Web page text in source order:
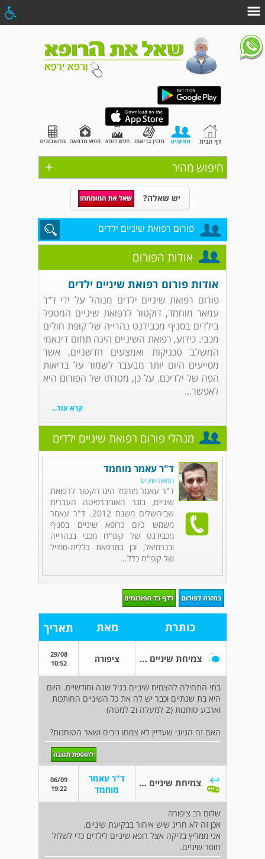
+ חיפוש מהיר
יש שאלה?
פורום רפואת שיניים ילדים
אודות הפורום
אודות פורום רפואת שיניים ילדים
פורום רפואת שיניים ילדים מנוהל על ידי ד"ר
עמאר מוחמד, דוקטור לרפואת שיניים המטפל
בילדים בסניף מכבידנט נהרייה של קופת חולים
מכבי. כידוע, רפואת השיניים הינה תחום דינאמי
המשלב טכניקות ואמצעים חדשניים, אשר
מסייעים היום יותר מבעבר לשמור על בריאות
הפה של ילדיכם. על כן, מטרתו של הפורום היא
לאפשר...
קרא עוד...
מנהלי פורום רפואת שיניים ילדים
ד"ר עאמר מוחמד
רפואת שיניים
ד"ר עאמר מוחמד הינו דוקטור לרפואת
שיניים, בוגר האוניברסיטה העברית
שבירושלים משנת 2012. ד"ר עאמר
משמש כיום כרופא שיניים בסניף
מכבידנט של קופ"ח מכבי בנהרייה
ובכרמיאל, וכן במרפאת כללית-סמייל
של קופ"ח כלל...
כותרת מאת תאריך
צמיחת שיניים לא הגיונית ציפורה
29/08
10:52
בתי התחילה להצמיח שיניים בגיל שנה וחודשיים. היום
היא בת שנתיים וכבר יש לה את כל השיניים החותכות
וארבע טוחנות (2 למעלה ו2 למטה)
האם זה הגיוני שעדיין לא צמחו ניבים ושאר הטוחנות?
צמיחת שיניים לא הגיונית
ד"ר עאמר
מוחמד
06/09
19:22
שלום רב ציפורה
אכן זה לא חריג שיש איחור בבקיעת שיניים.
אני ממליץ בדיקה אצל רופא שיניים לילדים כדי לשלול
חוסר שיניים.